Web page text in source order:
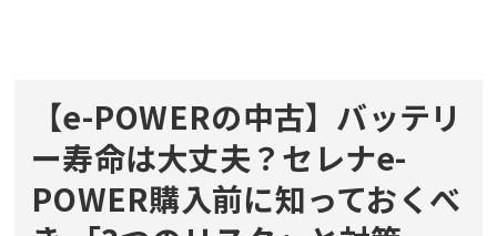
【e-POWERの中古】バッテリ
ー寿命は大丈夫？セレナe-
POWER購入前に知っておくべ